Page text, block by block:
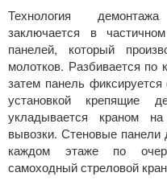
Технология
заключается в
панелей, который
молотков. Разбивается по
затем панель
установкой крепящие
укладывается краном
вывозки. Стеновые панели
каждом этаже по
самоходный стреловой